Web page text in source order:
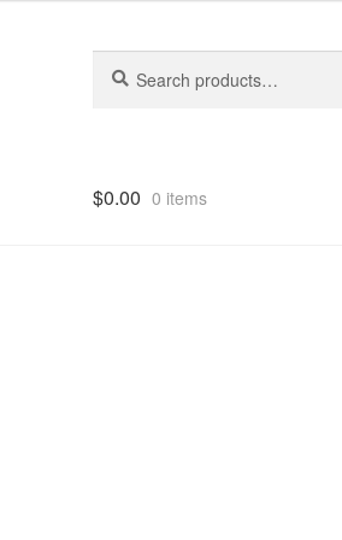
for:
$0.00 0 items